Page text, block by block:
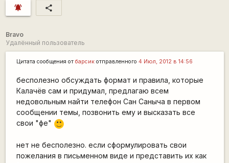
notifications_active share
Bravo
Удалённый пользователь
Цитата сообщения от барсикотправленного 4 Июл, 2012 в 14:56
бесполезно обсуждать формат и правила, которые
Калачёв сам и придумал, предлагаю всем
недовольным найти телефон Сан Саныча в первом
сообщении темы, позвонить ему и высказать все
свои "фе"
:)
нет не бесполезно. если сформулировать свои
пожелания в письменном виде и представить их как